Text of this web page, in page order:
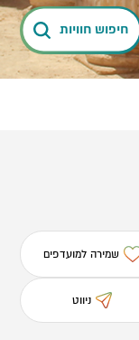
חיפוש חוויות
שמירה למועדפים
ניווט